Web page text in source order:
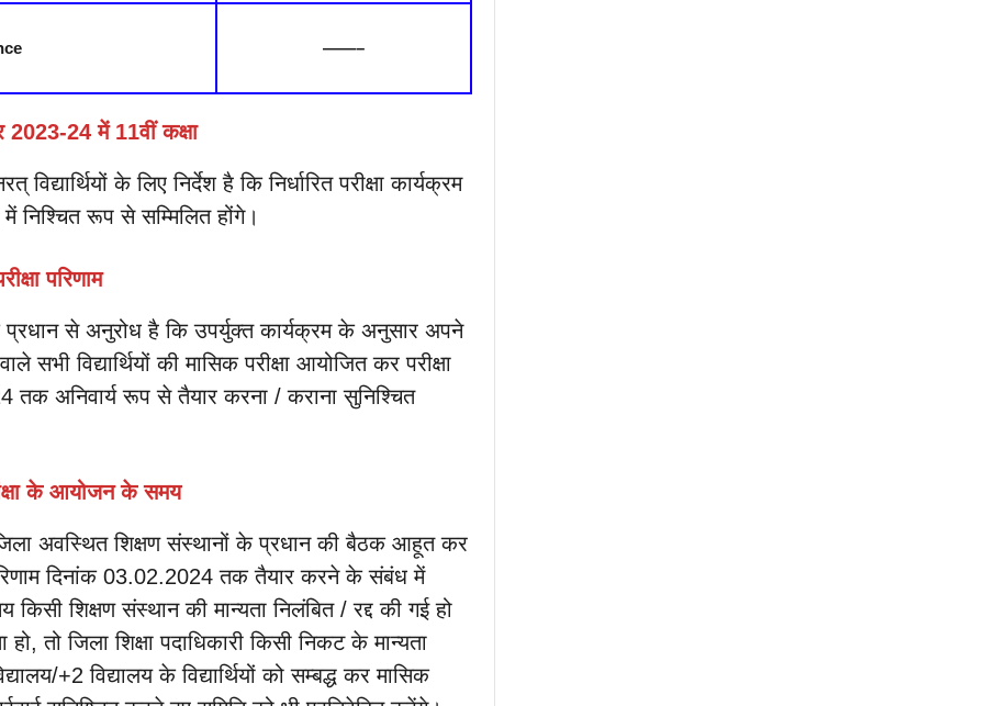
——–
2023-24 में 11वीं कक्षा
के लिए निर्देश है कि निर्धारित परीक्षा कार्यक्रम
निश्चित रूप से सम्मिलित होंगे।
परिणाम
के प्रधान से अनुरोध है कि उपर्युक्त कार्यक्रम के अनुसार अपने
सभी विद्यार्थियों की मासिक परीक्षा आयोजित कर परीक्षा
तक अनिवार्य रूप से तैयार करना / कराना सुनिश्चित
के आयोजन के समय
अवस्थित शिक्षण संस्थानों के प्रधान की बैठक आहूत कर
दिनांक 03.02.2024 तक तैयार करने के संबंध में
शिक्षण संस्थान की मान्यता निलंबित / रद्द की गई हो
तो जिला शिक्षा पदाधिकारी किसी निकट के मान्यता
+2 विद्यालय के विद्यार्थियों को सम्बद्ध कर मासिक